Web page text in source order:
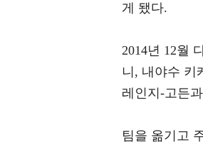
게 됐다.
2014년 12월
니, 내야수 키
레인지-고든
팀을 옮기고